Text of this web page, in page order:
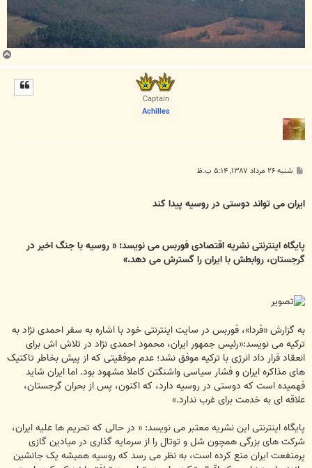
ب
ا
Captain
Achilles
پ شنبه ۲۶ مرداد ۱۳۸۷, ۵:۱۴ ب.ظ
ایران می تواند دوستی در روسیه پیدا کند
پایگاه اینترنتی نشریه اقتصادی فوربس می نویسد: « روسیه با جنگ اخیر در
گرجستان، روابطش با ایران را گسترش می دهد.»
به گزارش «فردا»، فوربس در سایت اینترنتی خود با اشاره به سفر احمدی نژاد به
ترکیه می نویسد:«رئیس جمهور ایران، محمود احمدی نژاد در تلاش اش برای
انعقاد قرار داد انرژی با ترکیه موفق نشد؛ عدم موفقیتی که از پیش بخاطر تاکتیک
های مذاکره ایران و فشار سیاسی واشنگتن کاملا مشهود بود. اما ایران شاید
فهمیده است که دوستی در روسیه دارد، که اکنون، پس از بحران گرجستان،
علاقه ای به خدمت برای غرب ندارد.»
پایگاه اینترنتی این نشریه معتبر می نویسد: « در حالی که تحریم ها علیه ایران،
شرکت های بزرگی همچون شل و توتال را از سرمایه گذاری در میادین گازی
پرمنفعت ایران منع کرده است، به نظر می رسد که روسیه همیشه یک جانشین